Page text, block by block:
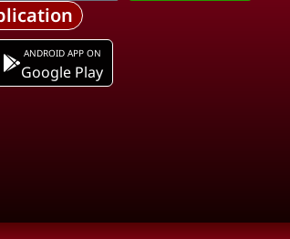
ANDROID APP ON
Google Play